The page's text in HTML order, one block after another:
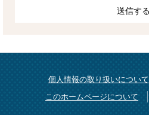
個人情報の取り扱いについて
このホームページについて